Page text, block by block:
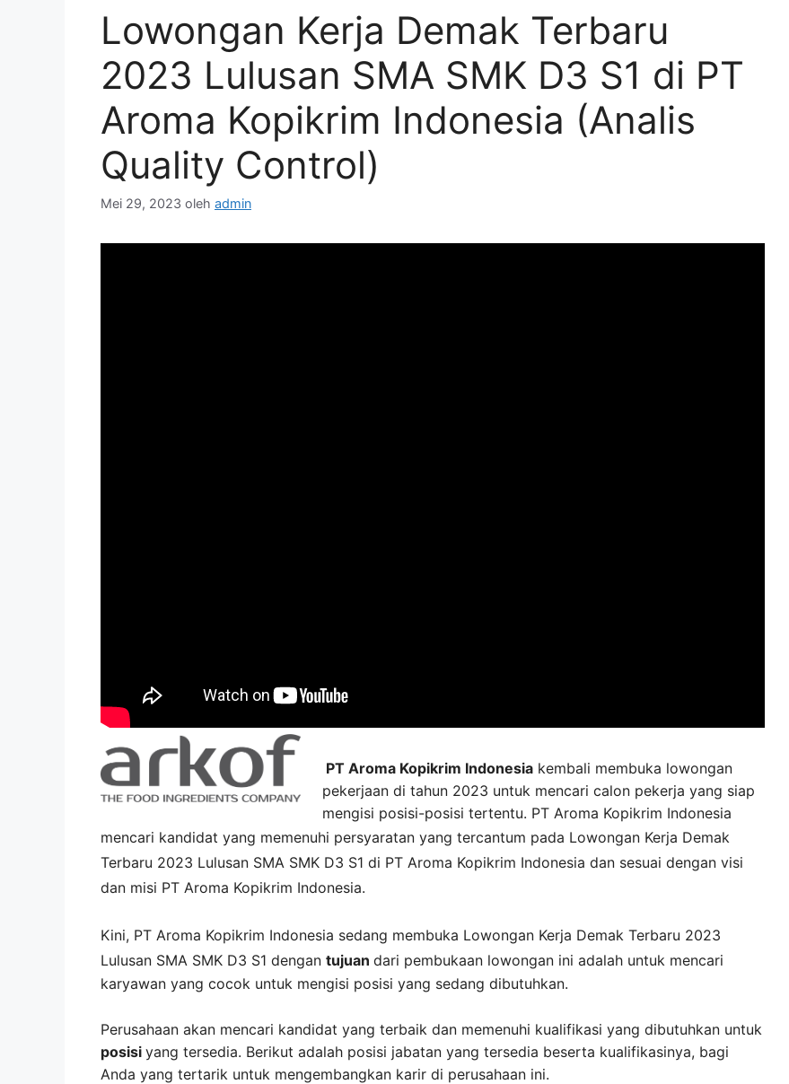
Lowongan Kerja Demak Terbaru
2023 Lulusan SMA SMK D3 S1 di PT
Aroma Kopikrim Indonesia (Analis
Quality Control)
Mei 29, 2023 oleh admin
PT Aroma Kopikrim Indonesia kembali membuka lowongan
pekerjaan di tahun 2023 untuk mencari calon pekerja yang siap
mengisi posisi-posisi tertentu. PT Aroma Kopikrim Indonesia
mencari kandidat yang memenuhi persyaratan yang tercantum pada Lowongan Kerja Demak
Terbaru 2023 Lulusan SMA SMK D3 S1 di PT Aroma Kopikrim Indonesia dan sesuai dengan visi
dan misi PT Aroma Kopikrim Indonesia.
Kini, PT Aroma Kopikrim Indonesia sedang membuka Lowongan Kerja Demak Terbaru 2023
Lulusan SMA SMK D3 S1 dengan tujuan dari pembukaan lowongan ini adalah untuk mencari
karyawan yang cocok untuk mengisi posisi yang sedang dibutuhkan.
Perusahaan akan mencari kandidat yang terbaik dan memenuhi kualifikasi yang dibutuhkan untuk
posisi yang tersedia. Berikut adalah posisi jabatan yang tersedia beserta kualifikasinya, bagi
Anda yang tertarik untuk mengembangkan karir di perusahaan ini.